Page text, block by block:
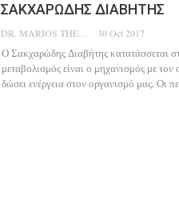
ΣΑΚΧΑΡΩΔΗΣ ΔΙΑΒΗΤΗΣ
30 Oct 2017
Ο Σακχαρώδης Διαβήτης κατατάσσεται
μεταβολισμός είναι ο μηχανισμός με
δώσει ενέργεια στον οργανισμό μας. Οι